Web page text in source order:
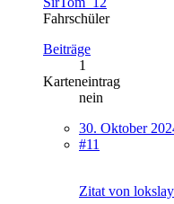
Fahrschüler
Beiträge
1
Karteneintrag
nein
30. Oktober
#11
Zitat von lokslay